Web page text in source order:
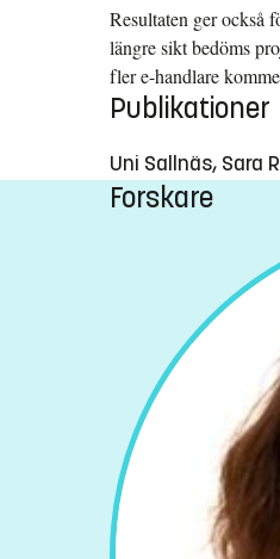
Resultaten ger också
längre sikt bedöms
fler e-handlare
Publikationer
Uni Sallnäs, Sara
Forskare